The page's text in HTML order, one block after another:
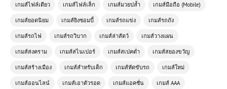
เกมส์ไฟล์เดียว เกมส์ไฟล์เล็ก เกมส์มวยปล้ำ เกมส์มือถือ (Mobile)
เกมส์ยอดนิยม เกมส์ยิงซอมบี้ เกมส์รถแข่ง เกมส์รถถัง
เกมส์รถไฟ เกมส์รถวิบาก เกมส์ล่าสัตว์ เกมส์วางแผน
เกมส์สงคราม เกมส์สไนเปอร์ เกมส์สเปคต่ำ เกมส์สยองขวัญ
เกมส์สร้างเมือง เกมส์สำหรับเด็ก เกมส์หัดขับรถ เกมส์ใหม่
เกมส์ออนไลน์ เกมส์เอาตัวรอด เกมส์แอคชั่น เกมส์ AAA
เกมส์ออนไลน์ Dockyard Tank
Parking รถถังน่าเล่นสุดมันส์
เกมส์ออนไลน์ Zombie Sniper นักล่า
ซอมบี้มือโปร เกมยิงสุดมันส์ที่ต้องลอง!